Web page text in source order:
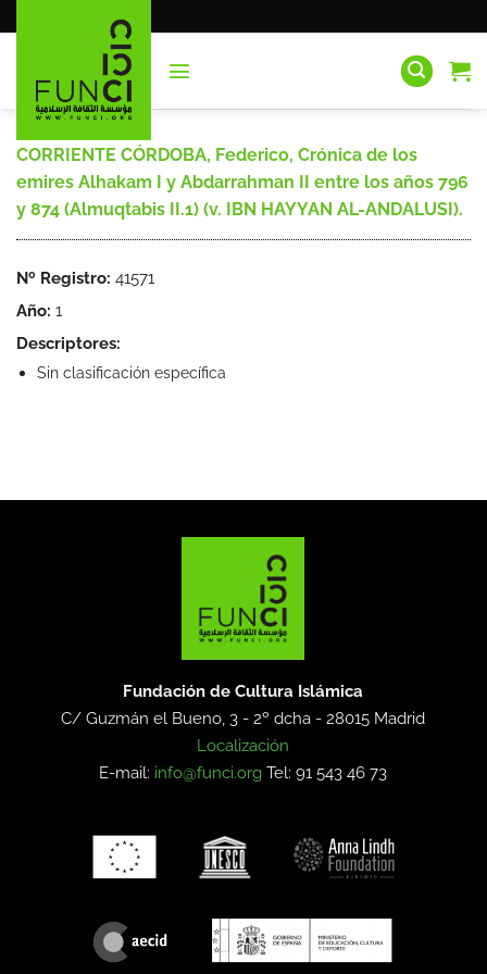
al
CORRIENTE CÓRDOBA, Federico, Crónica de los
emires Alhakam I y Abdarrahman II entre los años 796
y 874 (Almuqtabis II.1) (v. IBN HAYYAN AL-ANDALUSI).
Nº Registro: 41571
Año: 1
Descriptores:
Sin clasificación específica
Fundación de Cultura Islámica
C/ Guzmán el Bueno, 3 - 2º dcha -28015 Madrid
Localización
E-mail: info@funci.org Tel: 91 543 46 73